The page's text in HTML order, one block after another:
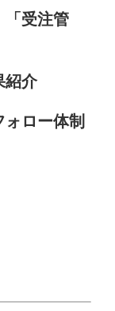
「受注管
紹介
ロー体制